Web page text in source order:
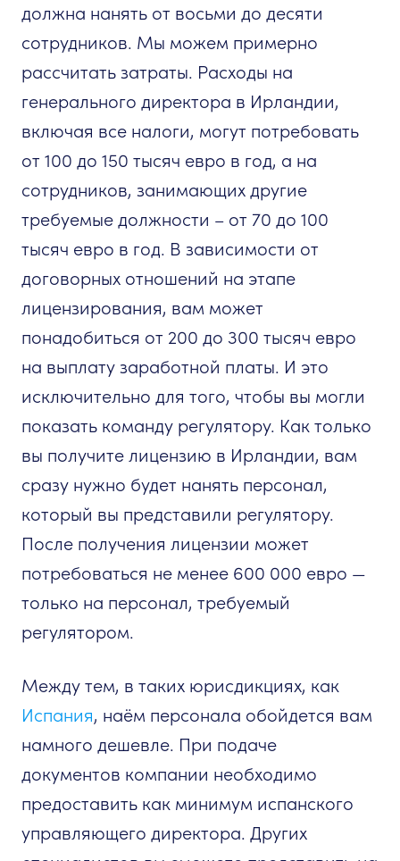
должна нанять от восьми до десяти
сотрудников. Мы можем примерно
рассчитать затраты. Расходы на
генерального директора в Ирландии,
включая все налоги, могут потребовать
от 100 до 150 тысяч евро в год, а на
сотрудников, занимающих другие
требуемые должности – от 70 до 100
тысяч евро в год. В зависимости от
договорных отношений на этапе
лицензирования, вам может
понадобиться от 200 до 300 тысяч евро
на выплату заработной платы. И это
исключительно для того, чтобы вы могли
показать команду регулятору. Как только
вы получите лицензию в Ирландии, вам
сразу нужно будет нанять персонал,
который вы представили регулятору.
После получения лицензии может
потребоваться не менее 600 000 евро —
только на персонал, требуемый
регулятором.
Между тем, в таких юрисдикциях, как
Испания, наём персонала обойдется вам
намного дешевле. При подаче
документов компании необходимо
предоставить как минимум испанского
управляющего директора. Других